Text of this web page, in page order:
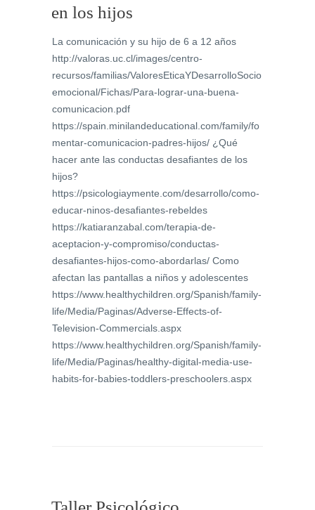
en los hijos
La comunicación y su hijo de 6 a 12 años
http://valoras.uc.cl/images/centro-
recursos/familias/ValoresEticaYDesarrolloSocio
emocional/Fichas/Para-lograr-una-buena-
comunicacion.pdf
https://spain.minilandeducational.com/family/fo
mentar-comunicacion-padres-hijos/ ¿Qué
hacer ante las conductas desafiantes de los
hijos?
https://psicologiaymente.com/desarrollo/como-
educar-ninos-desafiantes-rebeldes
https://katiaranzabal.com/terapia-de-
aceptacion-y-compromiso/conductas-
desafiantes-hijos-como-abordarlas/ Como
afectan las pantallas a niños y adolescentes
https://www.healthychildren.org/Spanish/family-
life/Media/Paginas/Adverse-Effects-of-
Television-Commercials.aspx
https://www.healthychildren.org/Spanish/family-
life/Media/Paginas/healthy-digital-media-use-
habits-for-babies-toddlers-preschoolers.aspx